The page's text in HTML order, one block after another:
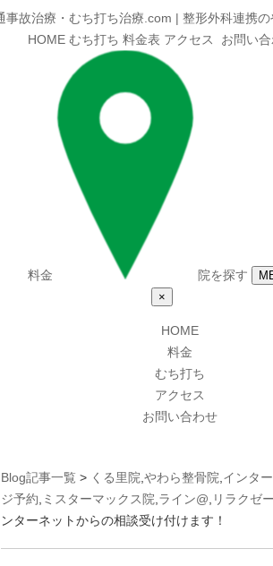
HOME むち打ち 料金表 アクセス お問い
料金 院を探す
×
HOME
料金
むち打ち
アクセス
お問い合わせ
Blog記事一覧 > くる里院 やわら整骨院 インタ
ジ予約 ミスターマックス院 ライン@ リラクゼ
ンターネットからの相談受け付けます！